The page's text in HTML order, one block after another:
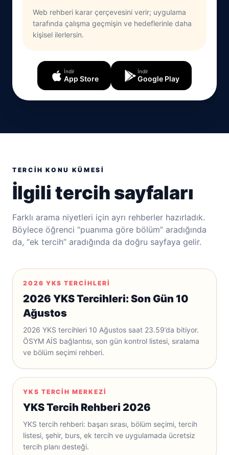
Web rehberi karar çerçevesini verir; uygulama
tarafında çalışma geçmişin ve hedeflerinle daha
kişisel ilerlersin.
İndir
App Store
İndir
Google Play
TERCIH KONU KÜMESI
İlgili tercih sayfaları
Farklı arama niyetleri için ayrı rehberler hazırladık.
Böylece öğrenci “puanıma göre bölüm” aradığında
da, “ek tercih” aradığında da doğru sayfaya gelir.
2026 YKS TERCIHLERI
2026 YKS Tercihleri: Son Gün 10
Ağustos
2026 YKS tercihleri 10 Ağustos saat 23.59’da bitiyor.
ÖSYM AİS bağlantısı, son gün kontrol listesi, sıralama
ve bölüm seçimi rehberi.
YKS TERCIH MERKEZI
YKS Tercih Rehberi 2026
YKS tercih rehberi: başarı sırası, bölüm seçimi, tercih
listesi, şehir, burs, ek tercih ve uygulamada ücretsiz
tercih planı desteği.